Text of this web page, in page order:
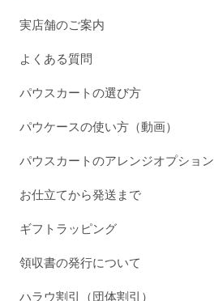
実店舗のご案内
よくある質問
パウスカートの選び方
パウケースの使い方（動画）
パウスカートのアレンジオプション
お仕立てから発送まで
ギフトラッピング
領収書の発行について
ハラウ割引（団体割引）